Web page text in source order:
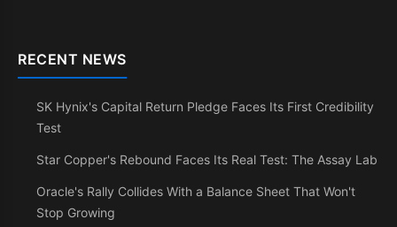
RECENT NEWS
SK Hynix's Capital Return Pledge Faces Its First Credibility
Test
Star Copper's Rebound Faces Its Real Test: The Assay Lab
Oracle's Rally Collides With a Balance Sheet That Won't
Stop Growing